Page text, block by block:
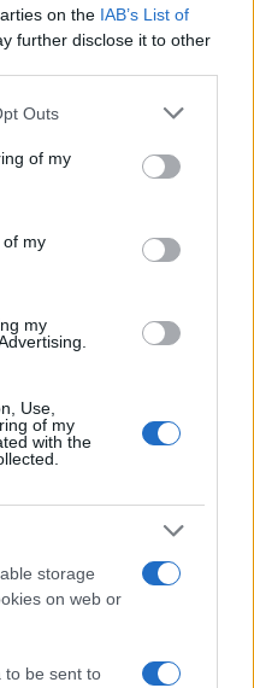
on the IAB’s List of
further disclose it to other
one or more Google
You may click to
its third-party tags to
in below Google
Outs
of my
of my
my
Use,
of my
with the
storage
on web or
to be sent to
las criptomonedas